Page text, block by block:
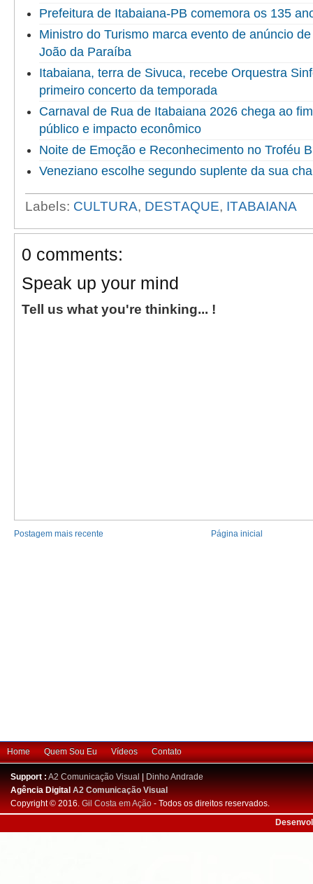
Prefeitura de Itabaiana-PB comemora os 135
Ministro do Turismo marca evento de anúncio
João da Paraíba
Itabaiana, terra de Sivuca, recebe Orquestra
primeiro concerto da temporada
Carnaval de Rua de Itabaiana 2026 chega ao
público e impacto econômico
Noite de Emoção e Reconhecimento no Troféu
Veneziano escolhe segundo suplente da sua
Labels: CULTURA, DESTAQUE, ITABAIANA
0 comments:
Speak up your mind
Tell us what you're thinking... !
Postagem mais recente Página inicial
Home Quem Sou Eu Vídeos Contato
Support : A2 Comunicação Visual
Dinho Andrade
Agência DigitalA2 Comunicação Visual
Copyright © 2016. Gil Costa em Ação - Todos os direitos reservados.